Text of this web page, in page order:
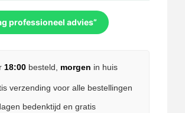
professioneel advies”
18:00besteld, morgen in huis
verzending voor alle bestellingen
bedenktijd en gratis